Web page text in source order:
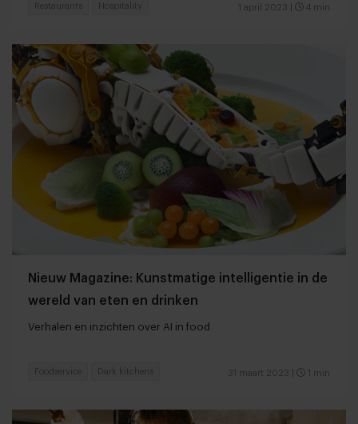
1 april 2023 4 min
Restaurants Hospitality
Nieuw Magazine: Kunstmatige intelligentie in de
wereld van eten en drinken
Verhalen en inzichten over AI in food
31 maart 2023 1 min
Foodservice Dark kitchens